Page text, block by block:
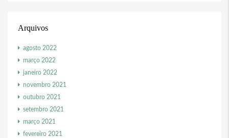
Arquivos
agosto 2022
março 2022
janeiro 2022
novembro 2021
outubro 2021
setembro 2021
março 2021
fevereiro 2021